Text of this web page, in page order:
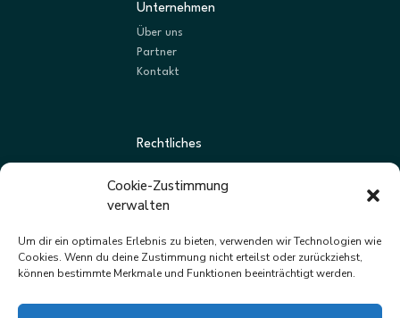
Cookie-Zustimmung
verwalten
Um dir ein optimales Erlebnis zu bieten, verwenden wir Technologien wie
Cookies. Wenn du deine Zustimmung nicht erteilst oder zurückziehst,
können bestimmte Merkmale und Funktionen beeinträchtigt werden.
Unternehmen
Über uns
Partner
Kontakt
Rechtliches
Datenschutz
Impressum
Newsletter